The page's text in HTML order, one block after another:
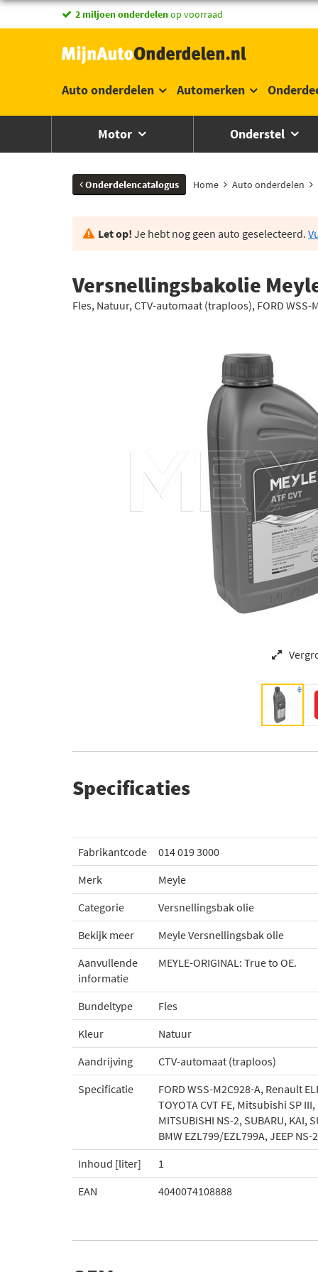
vandaag besteld,morgen in huis *
2 miljoen onderdelenop voorraad
Auto onderdelen Automerken
Motor Onderstel
Onderdelencatalogus Home Auto onderdelen
Let op! Je hebt nog geen auto geselecteerd.
Versnellingsbakolie
Fles, Natuur, CTV-automaat (traploos), FORD WSS-
Specificaties
Fabrikantcode
014 019 3000
Merk
Meyle
Categorie
Versnellingsbak olie
Bekijk meer
Meyle Versnellingsbak olie
Aanvullende
informatie
MEYLE-ORIGINAL: True to OE.
Bundeltype
Fles
Kleur
Natuur
Aandrijving
CTV-automaat (traploos)
Specificatie
FORD WSS-M2C928-A, Renault
TOYOTA CVT FE, Mitsubishi SP
MITSUBISHI NS-2, SUBARU, KAI,
BMW EZL799/EZL799A, JEEP
Inhoud [liter]
1
EAN
4040074108888